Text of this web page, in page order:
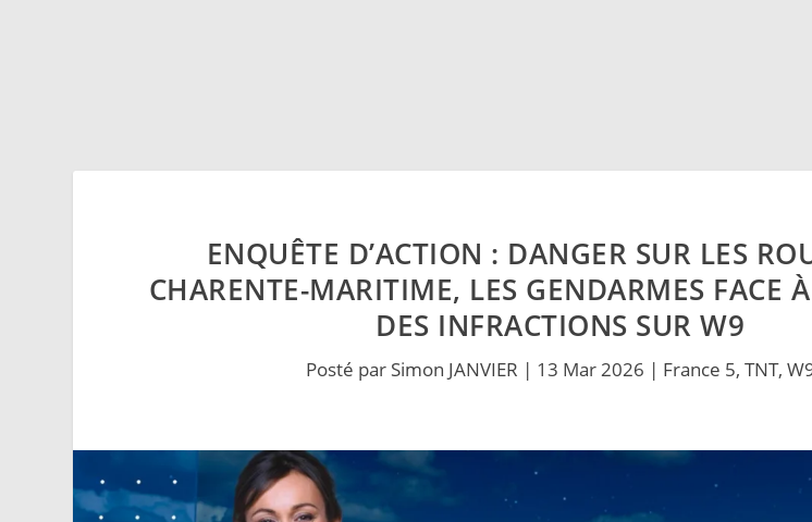
ENQUÊTE D’ACTION : DANGER SUR LES
CHARENTE-MARITIME, LES GENDARMES FACE
DES INFRACTIONS SUR W9
Posté par Simon JANVIER | 13 Mar 2026 | France 5, TNT,